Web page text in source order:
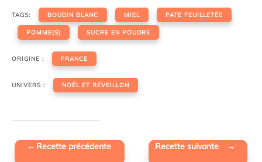
TAGS: BOUDIN BLANC MIEL PATE FEUILLETÉE
POMME(S) SUCRE EN POUDRE
ORIGINE : FRANCE
UNIVERS : NOËL ET RÉVEILLON
←Recette précédente Recette suivante →